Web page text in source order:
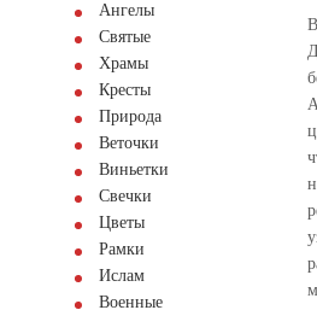
Ангелы
Святые
Храмы
Кресты
Природа
Веточки
Виньетки
Свечки
Цветы
Рамки
Ислам
Военные